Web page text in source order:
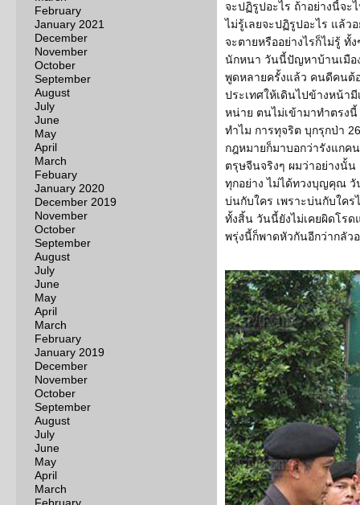
February
January 2021
December
November
October
September
August
July
June
May
April
March
Febuary
January 2020
December 2019
November
October
September
August
July
June
May
April
March
February
January 2019
December
November
October
September
August
July
June
May
April
March
จะปฏิรูปอะไร ถ้าอย่างนี้จะ
ไม่รู้เลยจะปฏิรูปอะไร แล้ว
จะตายหรืออย่างไรก็ไม่รู้ ทั้
นักหนา วันนี้ปัญหาบ้านเมือ
พูดหลายครั้งแล้ว คนดีคนต้
ประเทศให้เดินไปข้างหน้ามี
หน่าย ตนไม่เข้ามาทำตรง
ทำไม การทุจริต บุกรุกป่า
กฎหมายก็มาบอกว่ารังแกค
ตรุษจีนจริงๆ ผมว่าอย่างนั้
ทุกอย่าง ไม่ได้ทวงบุญคุณ วั
บ่นกับใคร เพราะบ่นกับใค
ทั้งสิ้น วันนี้ยังไม่เคยผิดโร
พรุ่งนี้ก็พาดหัวกันอีกว่ากลัว